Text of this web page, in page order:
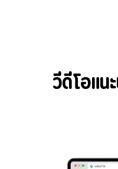
วีดีโอแน